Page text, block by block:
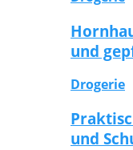
und
Drogerie
und